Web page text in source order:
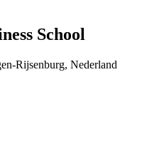
School
Rijsenburg, Nederland